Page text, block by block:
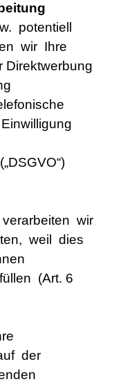
potentiell
wir Ihre
wir
weil dies
(Art. 6
der